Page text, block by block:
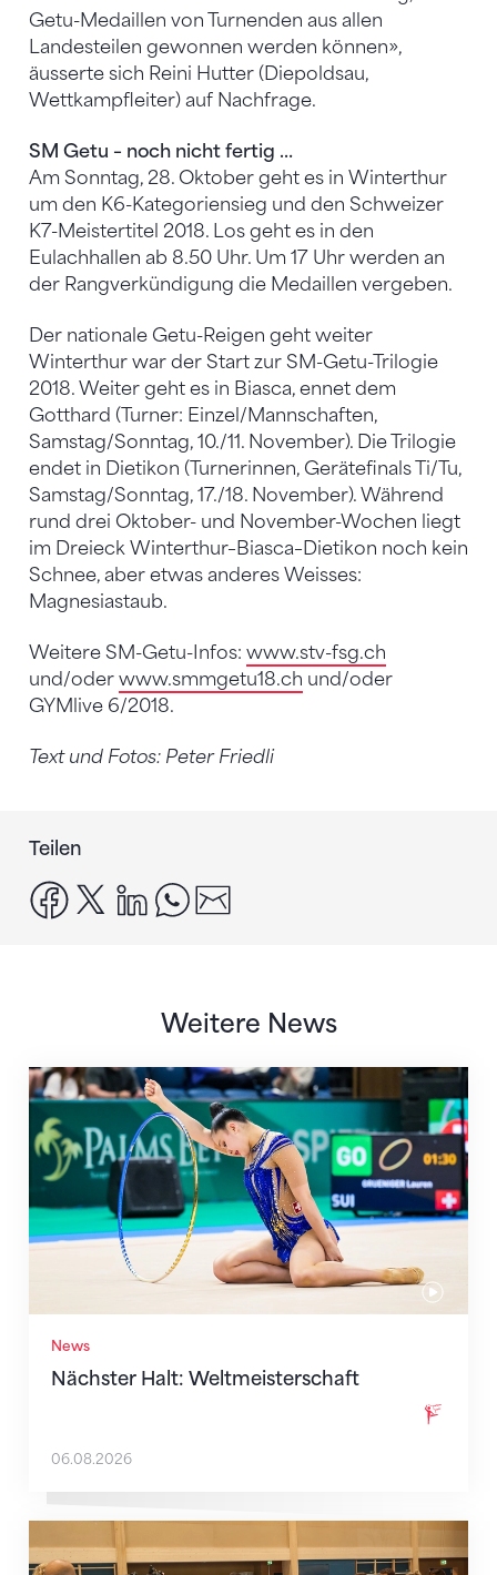
Getu-Medaillen von Turnenden aus allen
Landesteilen gewonnen werden können»,
äusserte sich Reini Hutter (Diepoldsau,
Wettkampfleiter) auf Nachfrage.
SM Getu – noch nicht fertig …
Am Sonntag, 28. Oktober geht es in Winterthur
um den K6-Kategoriensieg und den Schweizer
K7-Meistertitel 2018. Los geht es in den
Eulachhallen ab 8.50 Uhr. Um 17 Uhr werden an
der Rangverkündigung die Medaillen vergeben.
Der nationale Getu-Reigen geht weiter
Winterthur war der Start zur SM-Getu-Trilogie
2018. Weiter geht es in Biasca, ennet dem
Gotthard (Turner: Einzel/Mannschaften,
Samstag/Sonntag, 10./11. November). Die Trilogie
endet in Dietikon (Turnerinnen, Gerätefinals Ti/Tu,
Samstag/Sonntag, 17./18. November). Während
rund drei Oktober- und November-Wochen liegt
im Dreieck Winterthur–Biasca–Dietikon noch kein
Schnee, aber etwas anderes Weisses:
Magnesiastaub.
Weitere SM-Getu-Infos: www.stv-fsg.ch
und/oder www.smmgetu18.ch und/oder
GYMlive 6/2018.
Text und Fotos: Peter Friedli
Teilen
facebook
x linkedinwhatsapp
Weitere News
News
Nächster Halt: Weltmeisterschaft
Nächster Halt: Weltmeisterschaft
06.08.2026
Mit klaren Zielen nach Zagreb